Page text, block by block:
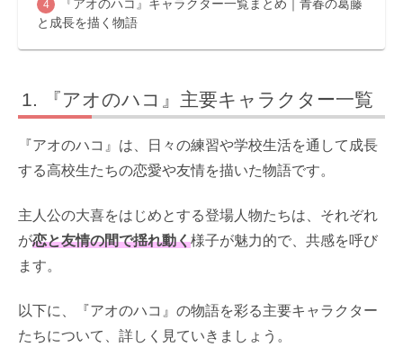
『アオのハコ』キャラクター一覧まとめ｜青春の葛藤
と成長を描く物語
『アオのハコ』主要キャラクター一覧
『アオのハコ』は、日々の練習や学校生活を通して成長
する高校生たちの恋愛や友情を描いた物語です。
主人公の大喜をはじめとする登場人物たちは、それぞれ
が恋と友情の間で揺れ動く様子が魅力的で、共感を呼び
ます。
以下に、『アオのハコ』の物語を彩る主要キャラクター
たちについて、詳しく見ていきましょう。